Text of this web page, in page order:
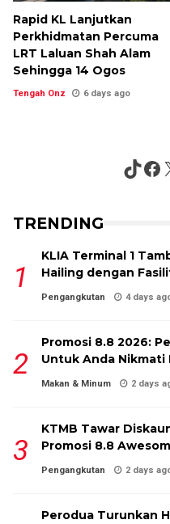
Rapid KL Lanjutkan
Perkhidmatan Percuma
LRT Laluan Shah Alam
Sehingga 14 Ogos
Tengah Onz 6 days ago
TRENDING
KLIA Terminal 1
Hailing dengan
Pengangkutan 4 days
Promosi 8.8 2026:
Untuk Anda Nikmati
Makan & Minum 2 days
KTMB Tawar
Promosi 8.8
Pengangkutan 2 days
Perodua Turunkan